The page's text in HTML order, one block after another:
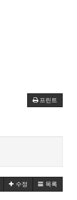
프린트
수정 목록